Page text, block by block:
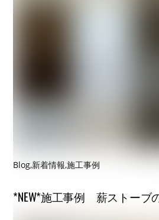
Blog,新着情報,施工事例
*NEW*施工事例 薪ストーブ